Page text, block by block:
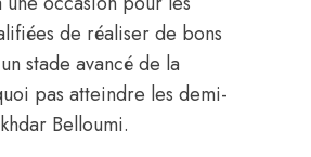
de réaliser de bons
stade avancé de la
pas atteindre les demi-
Belloumi.